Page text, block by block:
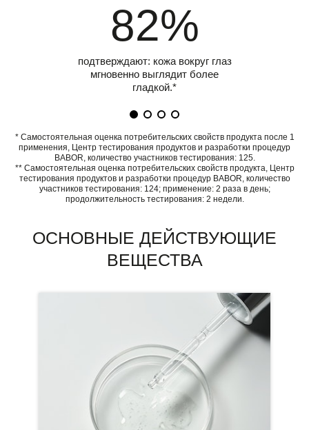
82%
подтверждают: кожа вокруг глаз
мгновенно выглядит более
гладкой.*
* Самостоятельная оценка потребительских свойств продукта после 1
применения, Центр тестирования продуктов и разработки процедур
BABOR, количество участников тестирования: 125.
** Самостоятельная оценка потребительских свойств продукта, Центр
тестирования продуктов и разработки процедур BABOR, количество
участников тестирования: 124; применение: 2 раза в день;
продолжительность тестирования: 2 недели.
ОСНОВНЫЕ ДЕЙСТВУЮЩИЕ
ВЕЩЕСТВА